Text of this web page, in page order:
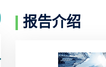
报告介绍